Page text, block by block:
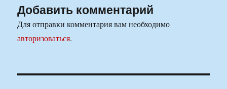
Добавить комментарий
Для отправки комментария вам необходимо
авторизоваться.